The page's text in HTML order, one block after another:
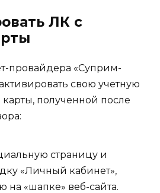
ЛК с
провайдера «Суприм-
свою учетную
полученной после
страницу и
«Личный кабинет»,
на «шапке» веб-сайта.